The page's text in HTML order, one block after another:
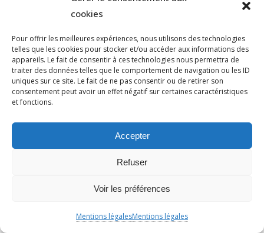
cookies
Pour offrir les meilleures expériences, nous utilisons des technologies
telles que les cookies pour stocker et/ou accéder aux informations des
appareils. Le fait de consentir à ces technologies nous permettra de
traiter des données telles que le comportement de navigation ou les ID
uniques sur ce site. Le fait de ne pas consentir ou de retirer son
consentement peut avoir un effet négatif sur certaines caractéristiques
et fonctions.
Accepter
Refuser
Voir les préférences
Mentions légalesMentions légales
PÉTITION
PÉTITIONYADAN
PEUPLE JUIF
PEUPLE PALESTINIEN
PHILIP SPENCER
POGROMDENOVEMBRE
POPULISME